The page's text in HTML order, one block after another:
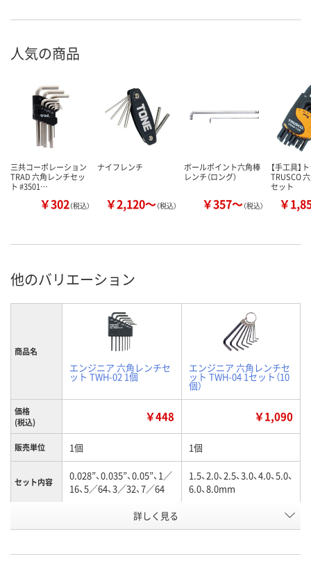
人気の商品
三共コーポレーション
TRAD 六角レンチセッ
ト #3501…
￥302（税込）
ナイフレンチ
￥2,120～（税込）
ボールポイント六角棒
レンチ（ロング）
￥357～（税込）
【手工具】
TRUSCO
セット
￥
他のバリエーション
商品名
エンジニア 六角レンチセ
ット TWH-02 1個
エンジニア 六角レンチセ
ット TWH-04 1セット（10
個）
価格
(税込)
￥448 ￥1,090
販売単位 1個 1個
セット内容
0.028”、0.035”、0.05”、1／
16、5／64、3／32、7／64
1.5、2.0、2.5、3.0、4.0、5.0、
6.0、8.0mm
各対辺
0.71mm、0.89mm、
1.27mm、1/16”、5/64”、
1.5mm、2.0mm、2.5mm、
3.0mm、4.0mm、5.0mm、
詳しく見る